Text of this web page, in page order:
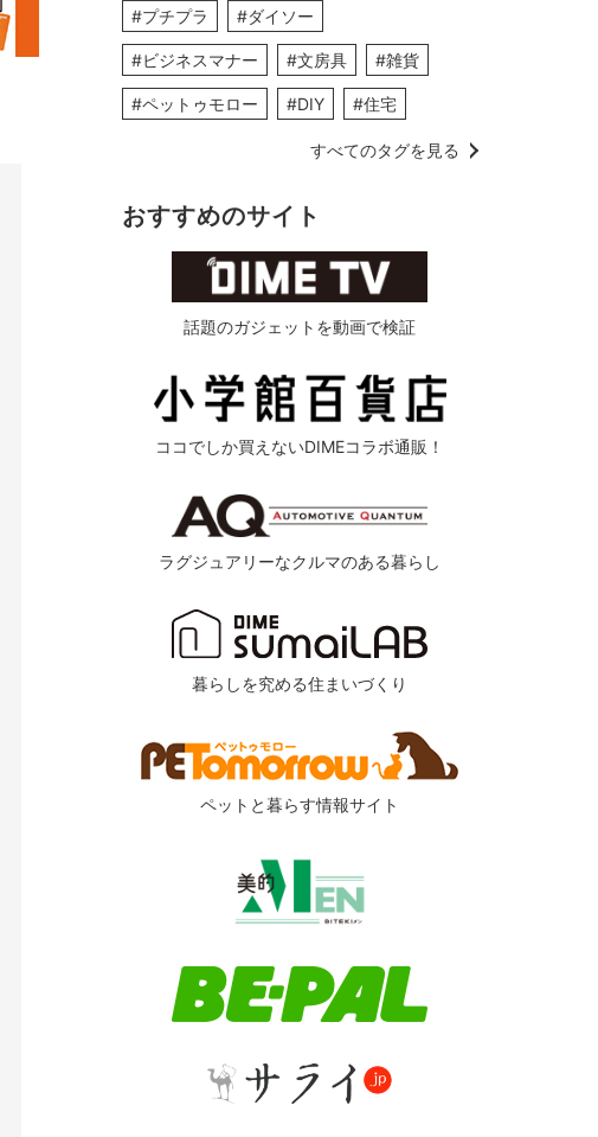
#プチプラ #ダイソー
#ビジネスマナー #文房具 #雑貨
#ペットゥモロー #DIY #住宅
すべてのタグを見る
おすすめのサイト
話題のガジェットを動画で検証
ココでしか買えないDIMEコラボ通販！
ラグジュアリーなクルマのある暮らし
暮らしを究める住まいづくり
ペットと暮らす情報サイト